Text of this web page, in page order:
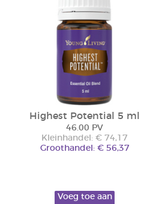
Highest Potential 5 ml
46.00 PV
Kleinhandel: € 74,17
Groothandel: € 56,37
Voeg toe aan